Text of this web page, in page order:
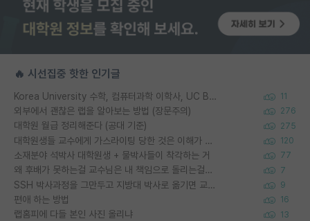
🔥 시선집중 핫한 인기글
Korea University 수학, 컴퓨터과학 이학사, UC Berkeley 산업공학 대학원 공학박사가 되는 것은 쉽지 않겠죠? 11
외부에서 괜찮은 랩을 알아보는 방법 (장문주의) 276
대학원 월급 정리해준다 (공대 기준) 275
대학원생들 교수에게 가스라이팅 당한 것은 이해가 갑니다. 안타깝네요. 120
소재분야 석박사 대학원생 + 물박사들이 착각하는 거 77
왜 후배가 못하는걸 교수님은 내 책임으로 돌리는걸까요? 7
SSH 박사과정을 그만두고 지방대 박사로 옮기면 교수의 꿈은 끝일까요? 9
편애 하는 방법 16
랩홈피에 다들 본인 사진 올리냐 13